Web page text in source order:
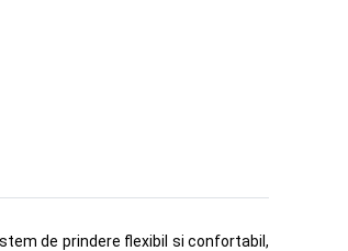
de prindere flexibil si confortabil,